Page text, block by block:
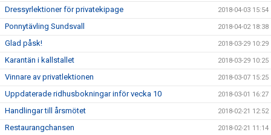
Dressyrlektioner för privatekipage 2018-04-03 15:54
Ponnytävling Sundsvall 2018-04-02 18:38
Glad påsk! 2018-03-29 10:29
Karantän i kallstallet 2018-03-29 10:25
Vinnare av privatlektionen 2018-03-07 15:25
Uppdaterade ridhusbokningar inför vecka 10 2018-03-01 16:27
Handlingar till årsmötet 2018-02-21 12:52
Restaurangchansen 2018-02-21 11:14